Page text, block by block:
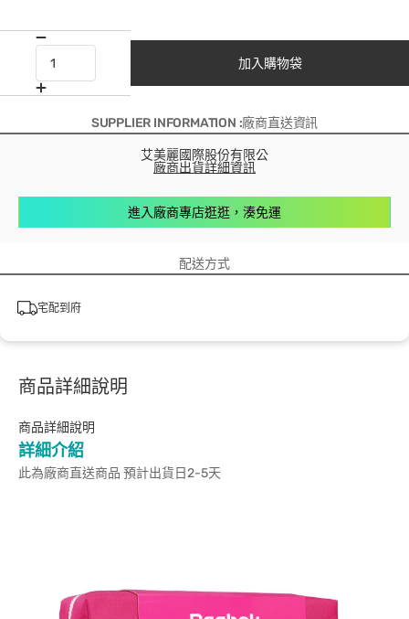
加入購物袋
SUPPLIER INFORMATION :廠商直送資訊
艾美麗國際股份有限公
廠商出貨詳細資訊
進入廠商專店逛逛，湊免運
配送方式
宅配到府
商品詳細說明
商品詳細說明
詳細介紹
此為廠商直送商品 預計出貨日2-5天